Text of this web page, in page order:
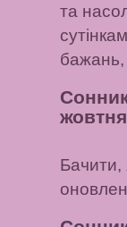
та
бажань,
Бачити,